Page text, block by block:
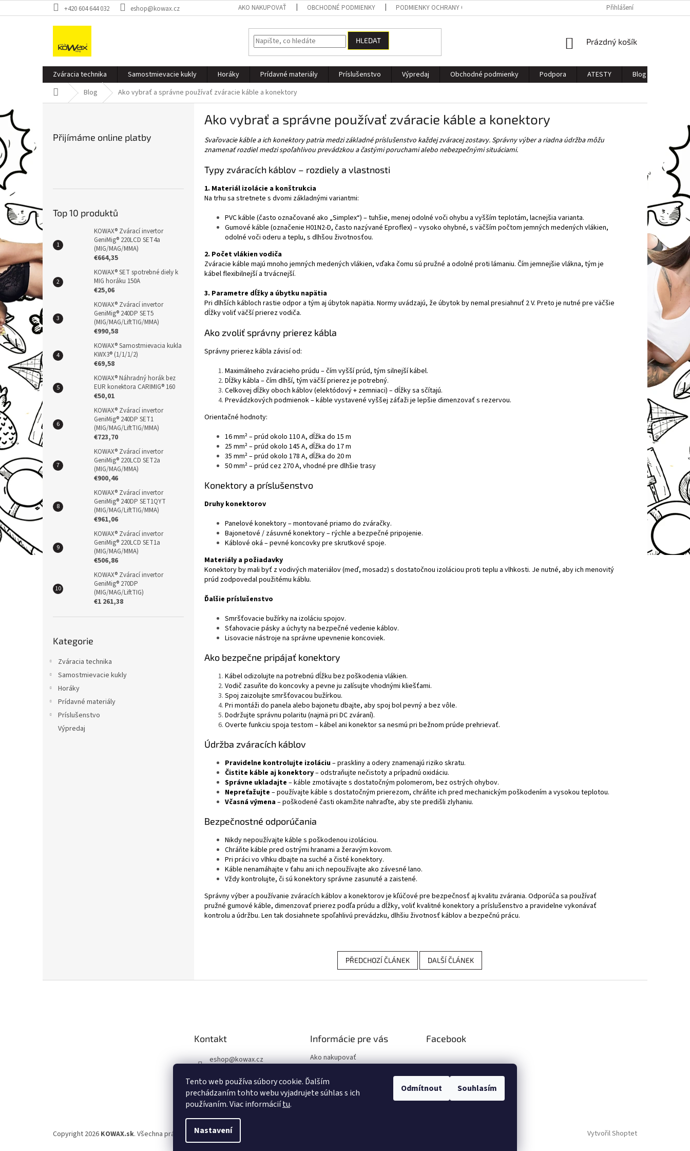
Tento web používa súbory cookie. Ďalším
prechádzaním tohto webu vyjadrujete súhlas s ich
používaním. Viac informáciítu.
Nastavení
Odmítnout Souhlasím
na
+420 604 644 032 eshop@kowax.cz AKO NAKUPOVAŤ OBCHODNÉ PODMIENKY PODMIENKY OCHRANY OSOBNÝCH ÚDAJOV Přihlášení
HLEDAT
NÁKUPNÍ
Prázdný košík
Zváracia technika Samostmievacie kukly Horáky Prídavné materiály Príslušenstvo Výpredaj Obchodné podmienky Podpora ATESTY Blog
Domů Blog Ako vybrať a správne používať zváracie káble a konektory
p
a
n
e
l
Přijímáme online platby
Top 10 produktů
KOWAX® Zvárací invertor
GeniMig® 220LCD SET4a
(MIG/MAG/MMA)
€664,35
KOWAX® SET spotrebné diely k
MIG horáku 150A
€25,06
KOWAX® Zvárací invertor
GeniMig® 240DP SET5
(MIG/MAG/LiftTIG/MMA)
€990,58
KOWAX® Samostmievacia kukla
KWX3® (1/1/1/2)
€69,58
KOWAX® Náhradný horák bez
EUR konektora CARIMIG® 160
€50,01
KOWAX® Zvárací invertor
GeniMig® 240DP SET1
(MIG/MAG/LiftTIG/MMA)
€723,70
KOWAX® Zvárací invertor
GeniMig® 220LCD SET2a
(MIG/MAG/MMA)
€900,46
KOWAX® Zvárací invertor
GeniMig® 240DP SET1QYT
(MIG/MAG/LiftTIG/MMA)
€961,06
KOWAX® Zvárací invertor
GeniMig® 220LCD SET1a
(MIG/MAG/MMA)
€506,86
KOWAX® Zvárací invertor
GeniMig® 270DP
(MIG/MAG/LiftTIG)
€1 261,38
kategorie
Kategorie
Zváracia technika
Samostmievacie kukly
Horáky
Prídavné materiály
Príslušenstvo
Výpredaj
Ako vybrať a správne používať zváracie káble a konektory
Svařovacie káble a ich konektory patria medzi základné príslušenstvo každej zváracej zostavy. Správny výber a riadna údržba môžu
znamenať rozdiel medzi spoľahlivou prevádzkou a častými poruchami alebo nebezpečnými situáciami.
Typy zváracích káblov – rozdiely a vlastnosti
1. Materiál izolácie a konštrukcia
Na trhu sa stretnete s dvomi základnými variantmi:
PVC káble (často označované ako „Simplex“) – tuhšie, menej odolné voči ohybu a vyšším teplotám, lacnejšia varianta.
Gumové káble (označenie H01N2-D, často nazývané Eproflex) – vysoko ohybné, s väčším počtom jemných medených vlákien,
odolné voči oderu a teplu, s dlhšou životnosťou.
2. Počet vlákien vodiča
Zváracie káble majú mnoho jemných medených vlákien, vďaka čomu sú pružné a odolné proti lámaniu. Čím jemnejšie vlákna, tým je
kábel flexibilnejší a trvácnejší.
3. Parametre dĺžky a úbytku napätia
Pri dlhších kábloch rastie odpor a tým aj úbytok napätia. Normy uvádzajú, že úbytok by nemal presiahnuť 2 V. Preto je nutné pre väčšie
dĺžky voliť väčší prierez vodiča.
Ako zvoliť správny prierez kábla
Správny prierez kábla závisí od:
Maximálneho zváracieho prúdu – čím vyšší prúd, tým silnejší kábel.
Dĺžky kábla – čím dlhší, tým väčší prierez je potrebný.
Celkovej dĺžky oboch káblov (elektódový + zemniaci) – dĺžky sa sčítajú.
Prevádzkových podmienok – káble vystavené vyššej záťaži je lepšie dimenzovať s rezervou.
Orientačné hodnoty:
16 mm² – prúd okolo 110 A, dĺžka do 15 m
25 mm² – prúd okolo 145 A, dĺžka do 17 m
35 mm² – prúd okolo 178 A, dĺžka do 20 m
50 mm² – prúd cez 270 A, vhodné pre dlhšie trasy
Konektory a príslušenstvo
Druhy konektorov
Panelové konektory – montované priamo do zváračky.
Bajonetové / zásuvné konektory – rýchle a bezpečné pripojenie.
Káblové oká – pevné koncovky pre skrutkové spoje.
Materiály a požiadavky
Konektory by mali byť z vodivých materiálov (meď, mosadz) s dostatočnou izoláciou proti teplu a vlhkosti. Je nutné, aby ich menovitý
prúd zodpovedal použitému káblu.
Ďalšie príslušenstvo
Smršťovacie bužírky na izoláciu spojov.
Sťahovacie pásky a úchyty na bezpečné vedenie káblov.
Liso­vacie nástroje na správne upevnenie koncoviek.
Ako bezpečne pripájať konektory
Kábel odizolujte na potrebnú dĺžku bez poškodenia vlákien.
Vodič zasuňte do koncovky a pevne ju zalísujte vhodnými kliešťami.
Spoj zaizolujte smršťovacou bužírkou.
Pri montáži do panela alebo bajonetu dbajte, aby spoj bol pevný a bez vôle.
Dodržujte správnu polaritu (najmä pri DC zváraní).
Overte funkciu spoja testom – kábel ani konektor sa nesmú pri bežnom prúde prehrievať.
Údržba zváracích káblov
Pravidelne kontrolujte izoláciu– praskliny a odery znamenajú riziko skratu.
Čistite káble aj konektory– odstraňujte nečistoty a prípadnú oxidáciu.
Správne ukladajte – káble zmotávajte s dostatočným polomerom, bez ostrých ohybov.
Nepreťažujte – používajte káble s dostatočným prierezom, chráňte ich pred mechanickým poškodením a vysokou teplotou.
Včasná výmena– poškodené časti okamžite nahraďte, aby ste predišli zlyhaniu.
Bezpečnostné odporúčania
Nikdy nepoužívajte káble s poškodenou izoláciou.
Chráňte káble pred ostrými hranami a žeravým kovom.
Pri práci vo vlhku dbajte na suché a čisté konektory.
Káble nenamáhajte v ťahu ani ich nepoužívajte ako závesné lano.
Vždy kontrolujte, či sú konektory správne zasunuté a zaistené.
Správny výber a používanie zváracích káblov a konektorov je kľúčové pre bezpečnosť aj kvalitu zvárania. Odporúča sa používať
pružné gumové káble, dimenzovať prierez podľa prúdu a dĺžky, voliť kvalitné konektory a príslušenstvo a pravidelne vykonávať
kontrolu a údržbu. Len tak dosiahnete spoľahlivú prevádzku, dlhšiu životnosť káblov a bezpečnú prácu.
PŘEDCHOZÍ ČLÁNEK DALŠÍ ČLÁNEK
Kontakt
eshop@kowax.cz
Facebookové stránky
Informácie pre vás
Ako nakupovať
Podmienky ochrany osobných
údajov
Facebook
Vytvořil Shoptet
Copyright 2026 KOWAX.sk. Všechna práva vyhrazena.